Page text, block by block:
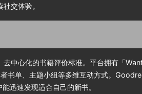
交体验。
中心化的书籍评价标准。平台拥有「
书单、主题小组等多维互动方式。
迅速发现适合自己的新书。